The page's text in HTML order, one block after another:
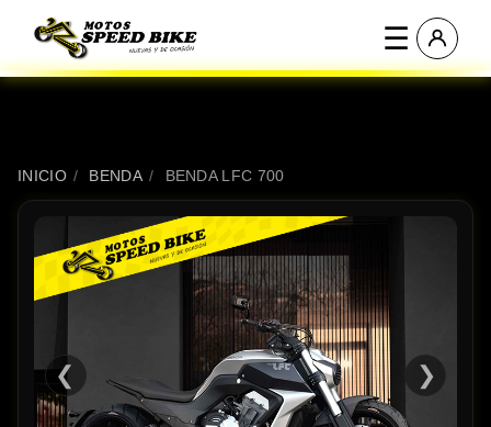
☰
INICIO / BENDA / BENDA LFC 700
❮ ❯